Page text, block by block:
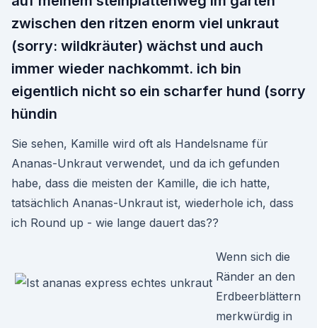
zwischen den ritzen enorm viel unkraut
(sorry: wildkräuter) wächst und auch
immer wieder nachkommt. ich bin
eigentlich nicht so ein scharfer hund (sorry
hündin
Sie sehen, Kamille wird oft als Handelsname für
Ananas-Unkraut verwendet, und da ich gefunden
habe, dass die meisten der Kamille, die ich hatte,
tatsächlich Ananas-Unkraut ist, wiederhole ich, dass
ich Round up - wie lange dauert das??
Wenn sich die
Ränder an den
Erdbeerblättern
merkwürdig in